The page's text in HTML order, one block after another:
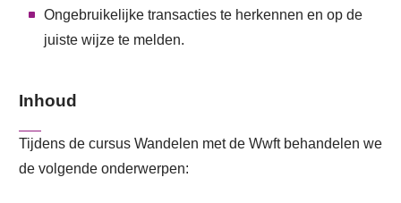
Ongebruikelijke transacties te herkennen en op de
juiste wijze te melden.
Inhoud
Tijdens de cursus Wandelen met de Wwft behandelen we
de volgende onderwerpen: